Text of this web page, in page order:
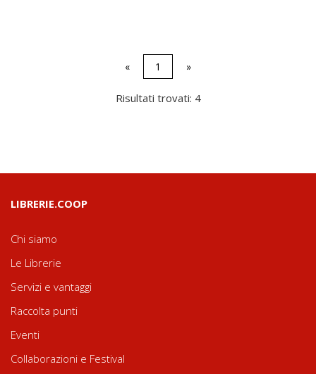
« 1 »
Risultati trovati: 4
LIBRERIE.COOP
Chi siamo
Le Librerie
Servizi e vantaggi
Raccolta punti
Eventi
Collaborazioni e Festival